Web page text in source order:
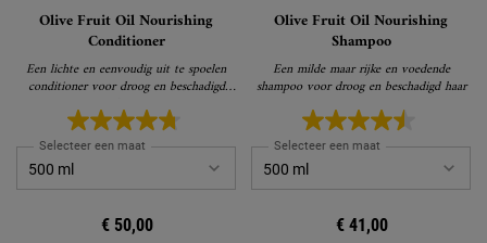
Olive Fruit Oil Nourishing
Conditioner
Een lichte en eenvoudig uit te spoelen
conditioner voor droog en beschadigd
haar
Selecteer een maat
€ 50,00
Olive Fruit Oil Nourishing
Shampoo
Een milde maar rijke en voedende
shampoo voor droog en beschadigd haar
Selecteer een maat
€ 41,00